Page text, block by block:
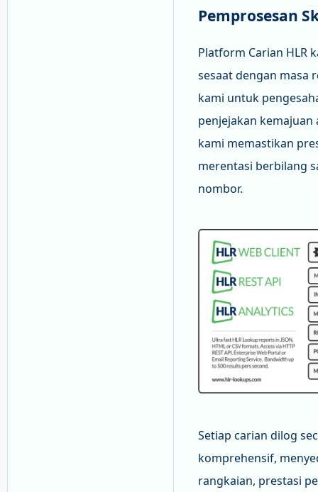
Pemprosesan
Platform Carian HLR
sesaat dengan masa
kami untuk
penjejakan
kami memastikan
merentasi berbilang
nombor.
Setiap carian dilog
komprehensif,
rangkaian, prestasi